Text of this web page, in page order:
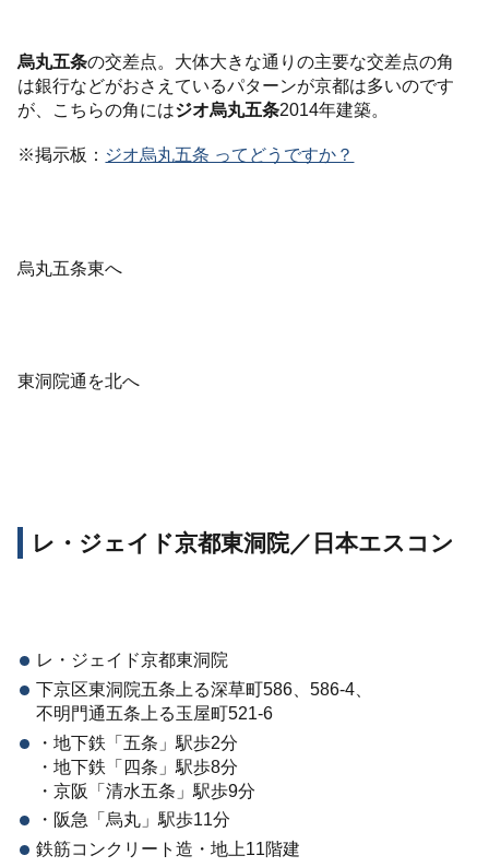
烏丸五条の交差点。大体大きな通りの主要な交差点の角
は銀行などがおさえているパターンが京都は多いのです
が、こちらの角にはジオ烏丸五条2014年建築。
※掲示板： ジオ烏丸五条 ってどうですか？
烏丸五条東へ
東洞院通を北へ
レ・ジェイド京都東洞院／日本エスコン
レ・ジェイド京都東洞院
下京区東洞院五条上る深草町586、586-4、
不明門通五条上る玉屋町521-6
・地下鉄「五条」駅歩2分
・地下鉄「四条」駅歩8分
・京阪「清水五条」駅歩9分
・阪急「烏丸」駅歩11分
鉄筋コンクリート造・地上11階建